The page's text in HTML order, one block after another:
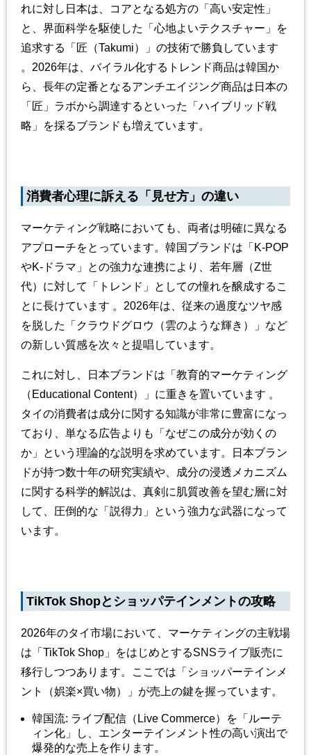
れに対し日本は、コアとなる処方の「高い安定性」
と、界面科学を駆使した「心地よいテクスチャー」を
追求する「匠（Takumi）」の技術で勝負しています
。 2026年は、バイラル化するトレンド商品は韓国か
ら、長年の定番となるアンチエイジング商品は日本の
「匠」ラボから調達するといった「ハイブリッド戦
略」を採るブランドも増えています。
消費者心理に訴える「見せ方」の違い
マーケティング戦略においても、両者は明確に異なる
アプローチをとっています。韓国ブランドは「 K-POP
やK- ドラマ」との強力な連携により、若年層（Z世
代）に対して「トレンド」としての憧れを醸成するこ
とに長けています 。 2026年は、従来の過度なツヤ感
を脱した「クラウドグロウ（雲のような輝き）」など
の新しい質感を次々と提唱しています。
これに対し、日本ブランドは「教育的マーケティング
（ Educational Content）」に重きを置いています 。
タイの消費者は成分に関する知識が非常に豊富になっ
ており、単なる広告よりも「なぜこの成分が効くの
か」という理論的な説明を求めています。日本ブラン
ドが持つ数十年の研究実績や、成分の浸透メカニズム
に関する科学的解説は、真剣に肌質改善を望む層に対
して、圧倒的な「説得力」という強力な武器になって
います。
TikTok Shopとショッパテインメントの攻略
2026年のタイ市場において、マーケティングの主戦場
は「 TikTok Shop 」をはじめとするSNSライブ販売に
移行しつつあります。ここでは「ショッパーテインメ
ント（娯楽×買い物）」が売上の鍵を握っています。
韓国流: ライブ配信（ Live Commerce）を「ルーテ
ィン化」し、エンターテインメント性の高い演出で
爆発的な売上を作ります。